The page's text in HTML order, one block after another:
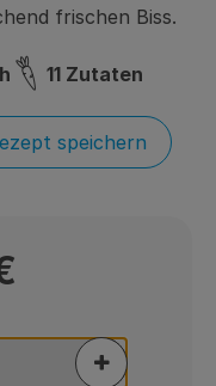
frischen Biss.
11 Zutaten
speichern
3 Portionen
Portionen